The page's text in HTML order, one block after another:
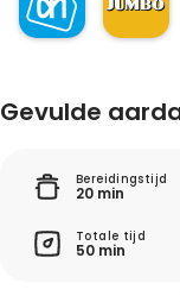
Gevulde
Bereidingstijd
20 min
Totale tijd
50 min